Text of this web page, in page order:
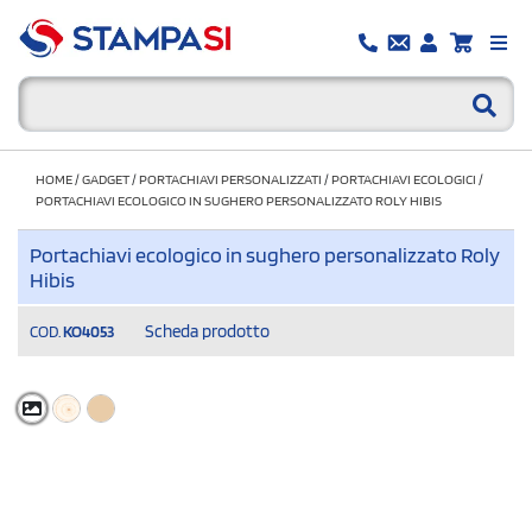
HOME/GADGET/PORTACHIAVI PERSONALIZZATI /PORTACHIAVI ECOLOGICI /
PORTACHIAVI ECOLOGICO IN SUGHERO PERSONALIZZATO ROLY HIBIS
Portachiavi ecologico in sughero personalizzato Roly
Hibis
COD. KO4053 Scheda prodotto